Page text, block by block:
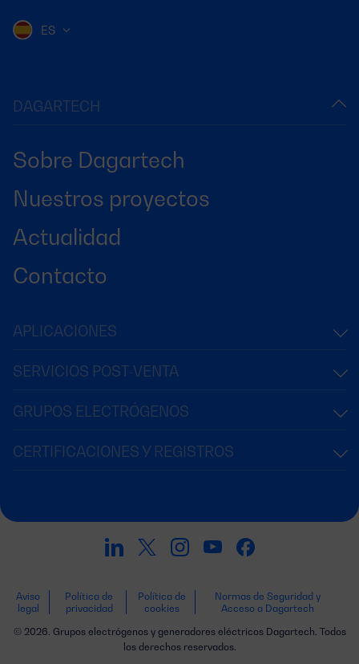
DAGARTECH
Sobre Dagartech
Nuestros proyectos
Actualidad
Contacto
ES
APLICACIONES
SERVICIOS POST-VENTA
GRUPOS ELECTRÓGENOS
CERTIFICACIONES Y REGISTROS
Aviso
legal
Política de
privacidad
Política de
cookies
Normas de Seguridad y
Acceso a Dagartech
© 2026. Grupos electrógenos y generadores eléctricos Dagartech. Todos
los derechos reservados.